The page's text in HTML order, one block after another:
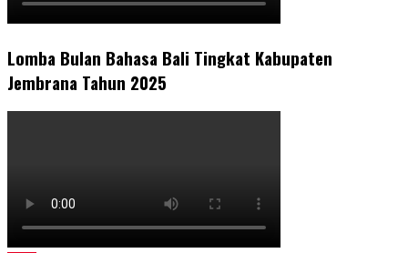
Lomba Bulan Bahasa Bali Tingkat Kabupaten
Jembrana Tahun 2025